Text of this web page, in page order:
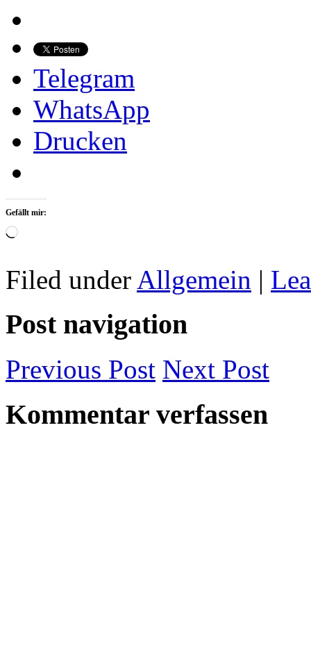
Telegram
WhatsApp
Drucken
Gefällt mir:
Wird
Filed under Allgemein |
Post navigation
Previous Post Next Post
Kommentar verfassen